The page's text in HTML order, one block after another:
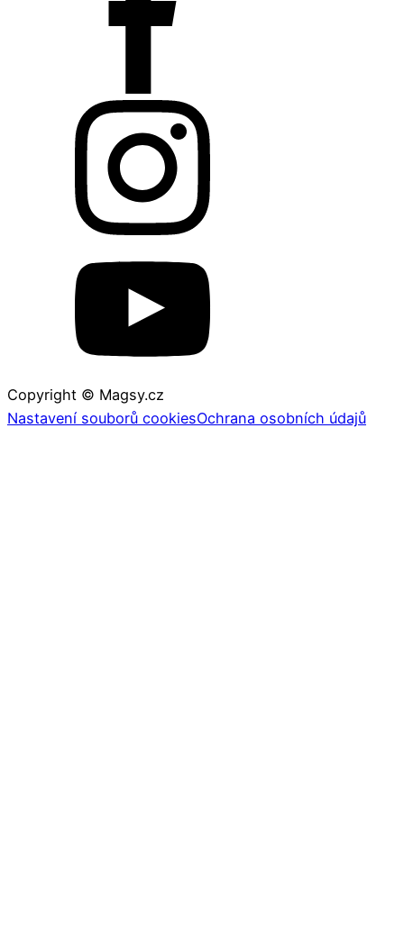
Copyright © Magsy.cz
Nastavení souborů cookiesOchrana osobních údajů